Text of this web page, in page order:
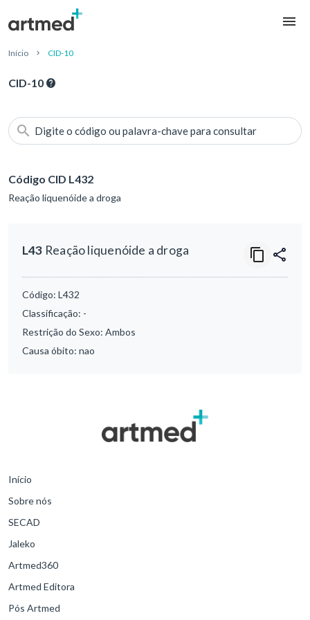
Início CID-10
CID-10
Digite o código ou palavra-chave para consultar
Código CID L432
Reação liquenóide a droga
L43 Reação liquenóide a droga
Código: L432
Classificação: -
Restrição do Sexo: Ambos
Causa óbito: nao
Início
Sobre nós
SECAD
Jaleko
Artmed360
Artmed Editora
Pós Artmed